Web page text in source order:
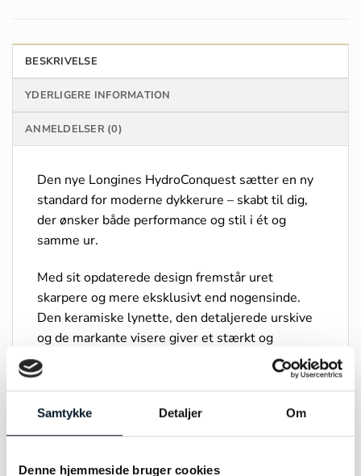
Samtykke Detaljer Om
Denne hjemmeside bruger cookies
BESKRIVELSE
YDERLIGERE INFORMATION
ANMELDELSER (0)
Den nye Longines HydroConquest sætter en ny
standard for moderne dykkerure – skabt til dig,
der ønsker både performance og stil i ét og
samme ur.
Med sit opdaterede design fremstår uret
skarpere og mere eksklusivt end nogensinde.
Den keramiske lynette, den detaljerede urskive
og de markante visere giver et stærkt og
selvsikkert udtryk, der fungerer lige så godt til
hverdagsbrug som til aktive eventyr.
Indvendigt drives uret af et præcist automatisk
værk med op til 72 timers gangreserve, så du får